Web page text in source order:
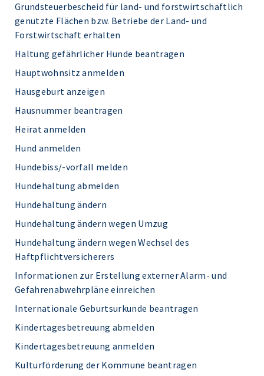
Grundsteuerbescheid für land- und forstwirtschaftlich
genutzte Flächen bzw. Betriebe der Land- und
Forstwirtschaft erhalten
Haltung gefährlicher Hunde beantragen
Hauptwohnsitz anmelden
Hausgeburt anzeigen
Hausnummer beantragen
Heirat anmelden
Hund anmelden
Hundebiss/-vorfall melden
Hundehaltung abmelden
Hundehaltung ändern
Hundehaltung ändern wegen Umzug
Hundehaltung ändern wegen Wechsel des
Haftpflichtversicherers
Informationen zur Erstellung externer Alarm- und
Gefahrenabwehrpläne einreichen
Internationale Geburtsurkunde beantragen
Kindertagesbetreuung abmelden
Kindertagesbetreuung anmelden
Kulturförderung der Kommune beantragen